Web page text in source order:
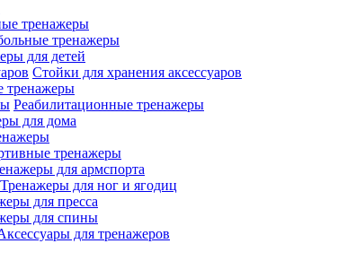
тренажеры
тренажеры
для детей
Стойки для хранения аксессуаров
тренажеры
Реабилитационные тренажеры
для дома
тренажеры
для армспорта
Тренажеры для ног и ягодиц
для пресса
для спины
для тренажеров